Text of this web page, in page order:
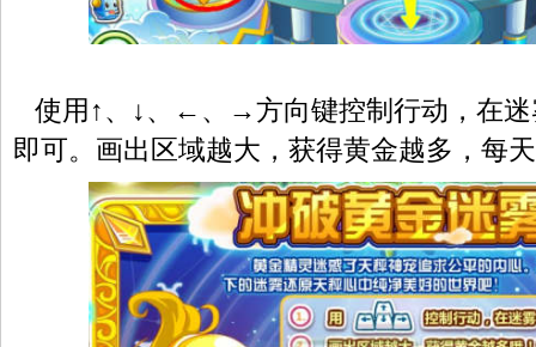
使用↑、↓、←、→方向键控制行动，在迷
即可。画出区域越大，获得黄金越多，每